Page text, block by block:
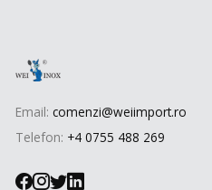
Email: comenzi@weiimport.ro
Telefon: +4 0755 488 269